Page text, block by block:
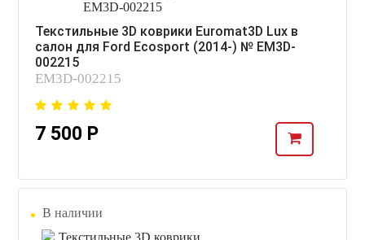
Текстильные 3D коврики Euromat3D Lux в
салон для Ford Ecosport (2014-) № EM3D-
002215
EM3D-002215
7 500 Р
В наличии